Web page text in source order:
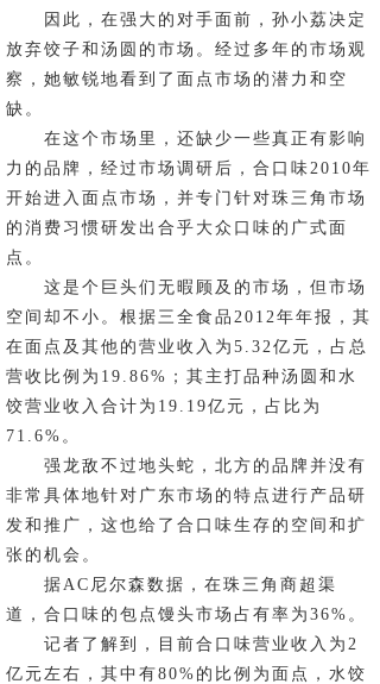
因此，在强大的对手面前，孙小荔决定
放弃饺子和汤圆的市场。经过多年的市场观
察，她敏锐地看到了面点市场的潜力和空
缺。
在这个市场里，还缺少一些真正有影响
力的品牌，经过市场调研后，合口味2010年
开始进入面点市场，并专门针对珠三角市场
的消费习惯研发出合乎大众口味的广式面
点。
这是个巨头们无暇顾及的市场，但市场
空间却不小。根据三全食品2012年年报，其
在面点及其他的营业收入为5.32亿元，占总
营收比例为19.86%；其主打品种汤圆和水
饺营业收入合计为19.19亿元，占比为
71.6%。
强龙敌不过地头蛇，北方的品牌并没有
非常具体地针对广东市场的特点进行产品研
发和推广，这也给了合口味生存的空间和扩
张的机会。
据AC尼尔森数据，在珠三角商超渠
道，合口味的包点馒头市场占有率为36%。
记者了解到，目前合口味营业收入为2
亿元左右，其中有80%的比例为面点，水饺